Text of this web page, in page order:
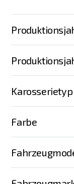
Karosserietyp
Farbe